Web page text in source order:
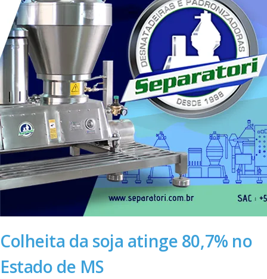
Colheita da soja atinge 80,7% no
Estado de MS